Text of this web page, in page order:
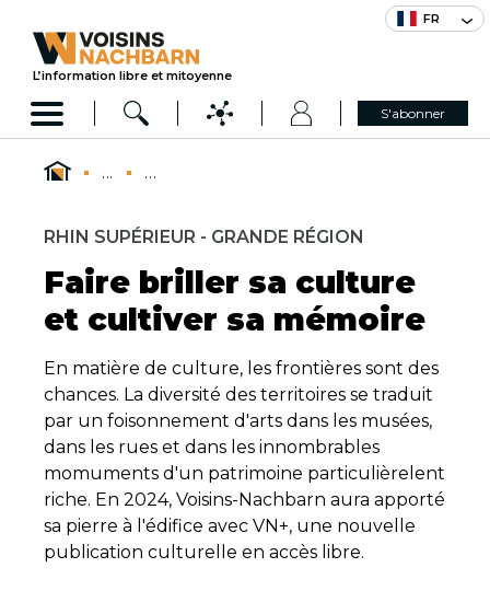
FR
L’information libre et mitoyenne
S'abonner
... ...
RHIN SUPÉRIEUR - GRANDE RÉGION
Faire briller sa culture
et cultiver sa mémoire
En matière de culture, les frontières sont des
chances. La diversité des territoires se traduit
par un foisonnement d'arts dans les musées,
dans les rues et dans les innombrables
momuments d'un patrimoine particulièrelent
riche. En 2024, Voisins-Nachbarn aura apporté
sa pierre à l'édifice avec VN+, une nouvelle
publication culturelle en accès libre.